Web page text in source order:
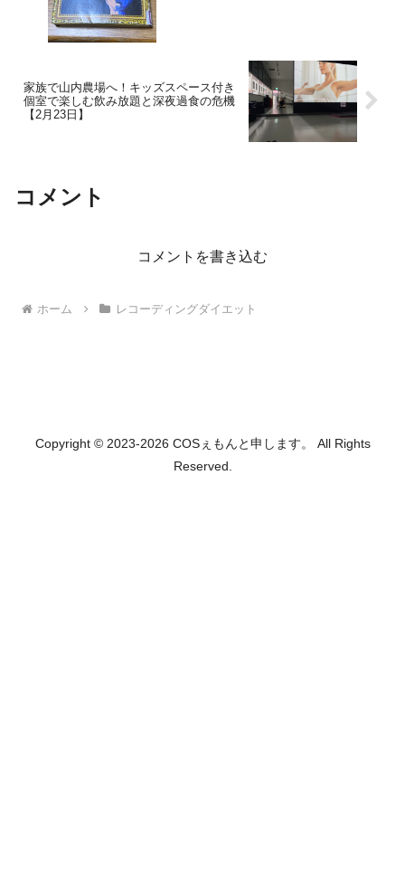
家族で山内農場へ！キッズスペース付き
個室で楽しむ飲み放題と深夜過食の危機
【2月23日】
コメント
コメントを書き込む
ホーム レコーディングダイエット
Copyright © 2023-2026 COSぇもんと申します。 All Rights
Reserved.